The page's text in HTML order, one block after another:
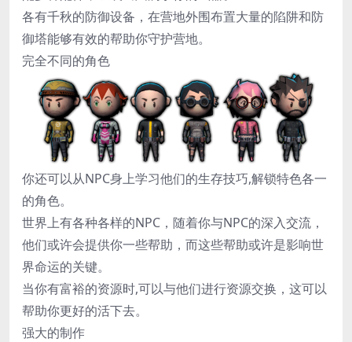
各有千秋的防御设备，在营地外围布置大量的陷阱和防
御塔能够有效的帮助你守护营地。
完全不同的角色
你还可以从NPC身上学习他们的生存技巧,解锁特色各一
的角色。
世界上有各种各样的NPC，随着你与NPC的深入交流，
他们或许会提供你一些帮助，而这些帮助或许是影响世
界命运的关键。
当你有富裕的资源时,可以与他们进行资源交换，这可以
帮助你更好的活下去。
强大的制作